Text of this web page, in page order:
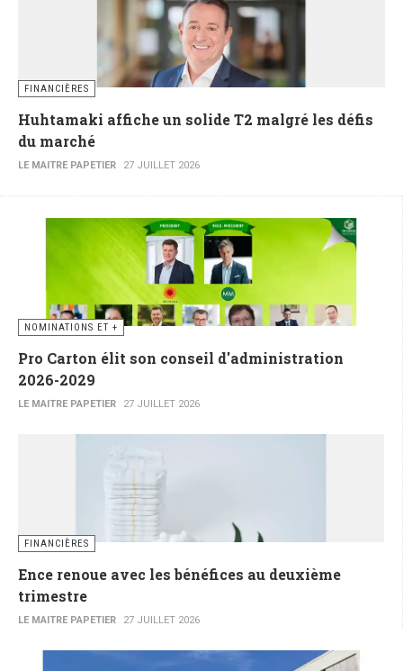
FINANCIÈRES
Huhtamaki affiche un solide T2 malgré les défis
du marché
LE MAITRE PAPETIER 27 JUILLET 2026
NOMINATIONS ET +
Pro Carton élit son conseil d'administration
2026-2029
LE MAITRE PAPETIER 27 JUILLET 2026
FINANCIÈRES
Ence renoue avec les bénéfices au deuxième
trimestre
LE MAITRE PAPETIER 27 JUILLET 2026